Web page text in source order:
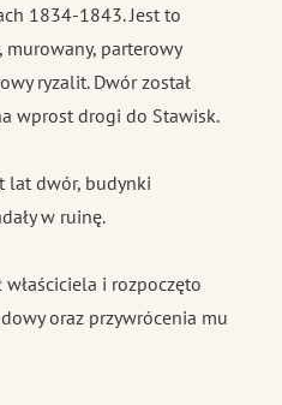
1834-1843. Jest to
murowany, parterowy
ryzalit. Dwór został
wprost drogi do Stawisk.
lat dwór, budynki
w ruinę.
i rozpoczęto
oraz przywrócenia mu